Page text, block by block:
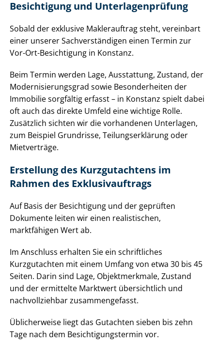
Besichtigung und Un­ter­la­gen­prü­fung
Sobald der exklusive Maklerauftrag steht, vereinbart
einer unserer Sach­ver­stän­di­gen einen Termin zur
Vor-Ort-Besichtigung in Konstanz.
Beim Termin werden Lage, Ausstattung, Zustand, der
Mo­der­ni­sie­rungs­grad sowie Besonderheiten der
Immobilie sorgfältig erfasst – in Konstanz spielt dabei
oft auch das direkte Umfeld eine wichtige Rolle.
Zusätzlich sichten wir die vorhandenen Unterlagen,
zum Beispiel Grundrisse, Tei­lungs­er­klä­rung oder
Mietverträge.
Erstellung des Kurzgutachtens im
Rahmen des Ex­klu­siv­auf­trags
Auf Basis der Besichtigung und der geprüften
Dokumente leiten wir einen realistischen,
marktfähigen Wert ab.
Im Anschluss erhalten Sie ein schriftliches
Kurzgutachten mit einem Umfang von etwa 30 bis 45
Seiten. Darin sind Lage, Objektmerkmale, Zustand
und der ermittelte Marktwert übersichtlich und
nachvollziehbar zusammengefasst.
Üblicherweise liegt das Gutachten sieben bis zehn
Tage nach dem Be­sich­ti­gungs­ter­min vor.